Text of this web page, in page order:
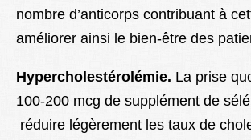
nombre d’anticorps contribuant à
améliorer ainsi le bien-être des
Hypercholestérolémie. La prise
100-200 mcg de supplément de
réduire légèrement les taux de